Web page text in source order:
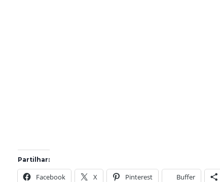
Partilhar:
Facebook X Pinterest Buffer